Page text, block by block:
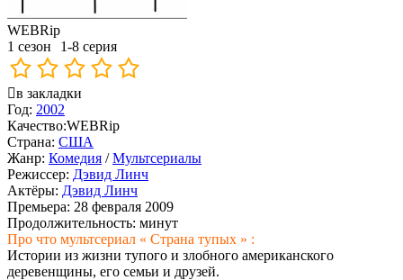
WEBRip
1 сезон
1-8 серия
в закладки
Год: 2002
Качество:WEBRip
Страна: США
Жанр: Комедия /Мультсериалы
Режиссер: Дэвид Линч
Актёры: Дэвид Линч
Премьера: 28 февраля 2009
Продолжительность: минут
Про что мультсериал « Страна тупых » :
Истории из жизни тупого и злобного американского
деревенщины, его семьи и друзей.